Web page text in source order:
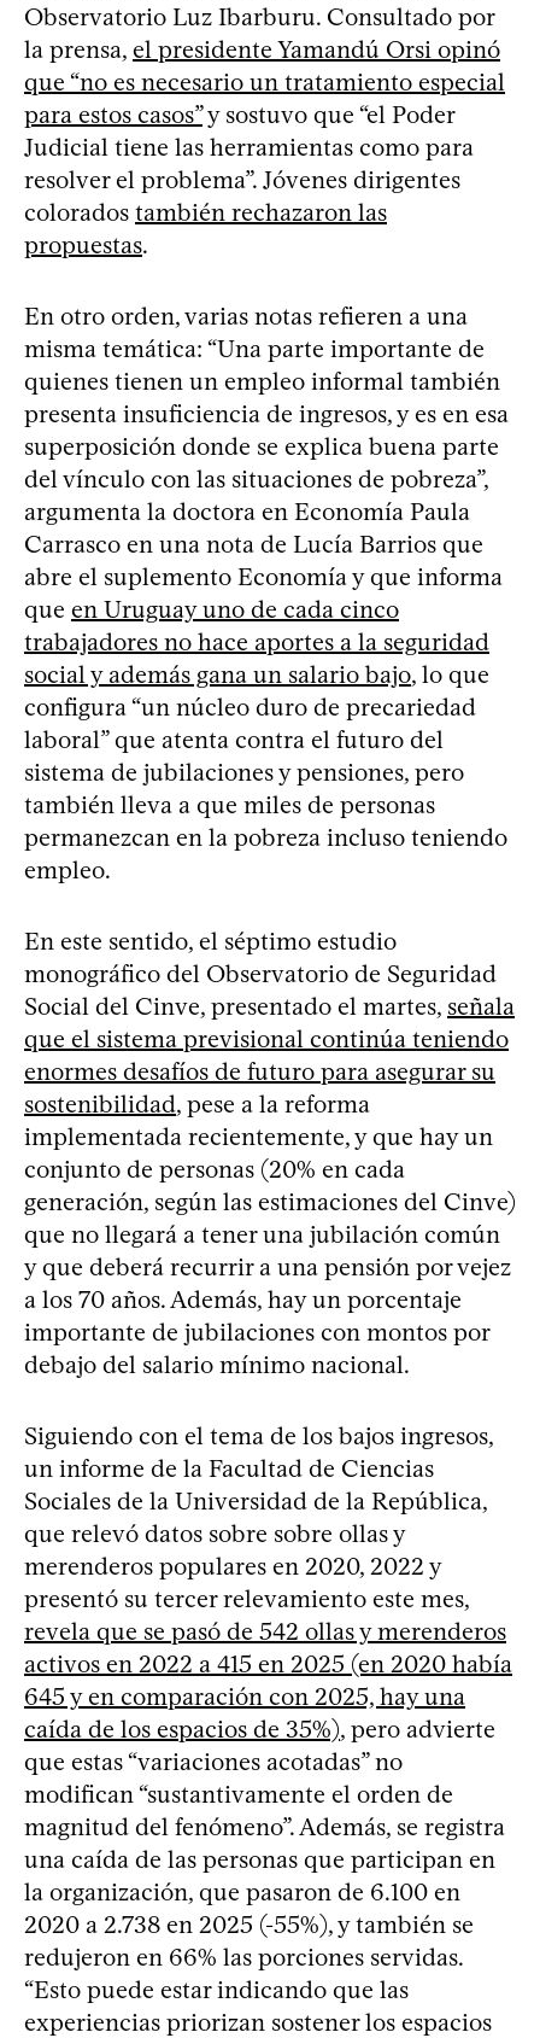
Observatorio Luz Ibarburu. Consultado por
la prensa, el presidente Yamandú Orsi opinó
que “no es necesario un tratamiento especial
para estos casos”y sostuvo que “el Poder
Judicial tiene las herramientas como para
resolver el problema”. Jóvenes dirigentes
colorados también rechazaron las
propuestas.
En otro orden, varias notas refieren a una
misma temática: “Una parte importante de
quienes tienen un empleo informal también
presenta insuficiencia de ingresos, y es en esa
superposición donde se explica buena parte
del vínculo con las situaciones de pobreza”,
argumenta la doctora en Economía Paula
Carrasco en una nota de Lucía Barrios que
abre el suplemento Economía y que informa
que en Uruguay uno de cada cinco
trabajadores no hace aportes a la seguridad
social y además gana un salario bajo, lo que
configura “un núcleo duro de precariedad
laboral” que atenta contra el futuro del
sistema de jubilaciones y pensiones, pero
también lleva a que miles de personas
permanezcan en la pobreza incluso teniendo
empleo.
En este sentido, el séptimo estudio
monográfico del Observatorio de Seguridad
Social del Cinve, presentado el martes, señala
que el sistema previsional continúa teniendo
enormes desafíos de futuro para asegurar su
sostenibilidad, pese a la reforma
implementada recientemente, y que hay un
conjunto de personas (20% en cada
generación, según las estimaciones del Cinve)
que no llegará a tener una jubilación común
y que deberá recurrir a una pensión por vejez
a los 70 años. Además, hay un porcentaje
importante de jubilaciones con montos por
debajo del salario mínimo nacional.
Siguiendo con el tema de los bajos ingresos,
un informe de la Facultad de Ciencias
Sociales de la Universidad de la República,
que relevó datos sobre sobre ollas y
merenderos populares en 2020, 2022 y
presentó su tercer relevamiento este mes,
revela que se pasó de 542 ollas y merenderos
activos en 2022 a 415 en 2025 (en 2020 había
645 y en comparación con 2025, hay una
caída de los espacios de 35%), pero advierte
que estas “variaciones acotadas” no
modifican “sustantivamente el orden de
magnitud del fenómeno”. Además, se registra
una caída de las personas que participan en
la organización, que pasaron de 6.100 en
2020 a 2.738 en 2025 (-55%), y también se
redujeron en 66% las porciones servidas.
“Esto puede estar indicando que las
experiencias priorizan sostener los espacios